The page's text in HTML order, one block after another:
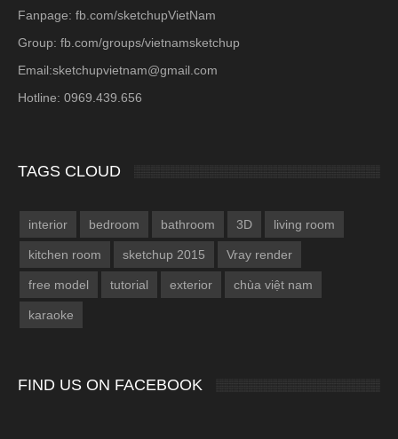
Fanpage: fb.com/sketchupVietNam
Group: fb.com/groups/vietnamsketchup
Email:sketchupvietnam@gmail.com
Hotline: 0969.439.656
TAGS CLOUD
interior bedroom bathroom 3D living room
kitchen room sketchup 2015 Vray render
free model tutorial exterior chùa việt nam
karaoke
FIND US ON FACEBOOK